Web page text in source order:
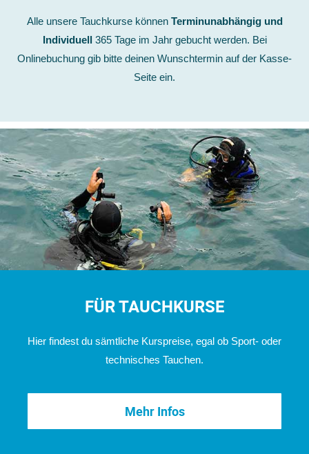
Alle unsere Tauchkurse können Terminunabhängig und
Individuell365 Tage im Jahr gebucht werden. Bei
Onlinebuchung gib bitte deinen Wunschtermin auf der Kasse-
Seite ein.
FÜR TAUCHKURSE
Hier findest du sämtliche Kurspreise, egal ob Sport- oder
technisches Tauchen.
Mehr Infos